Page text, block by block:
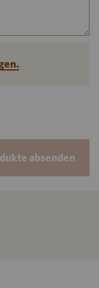
absenden